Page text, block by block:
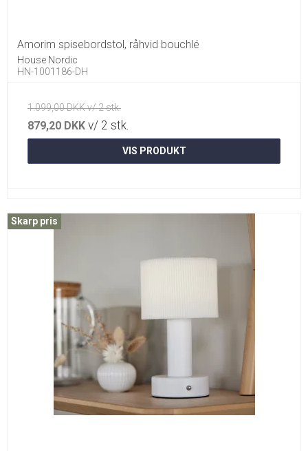
Amorim spisebordstol, råhvid bouchlé
House Nordic
HN-1001186-DH
1.099,00 DKK v/ 2 stk.
879,20 DKK v/ 2 stk.
VIS PRODUKT
Skarp pris